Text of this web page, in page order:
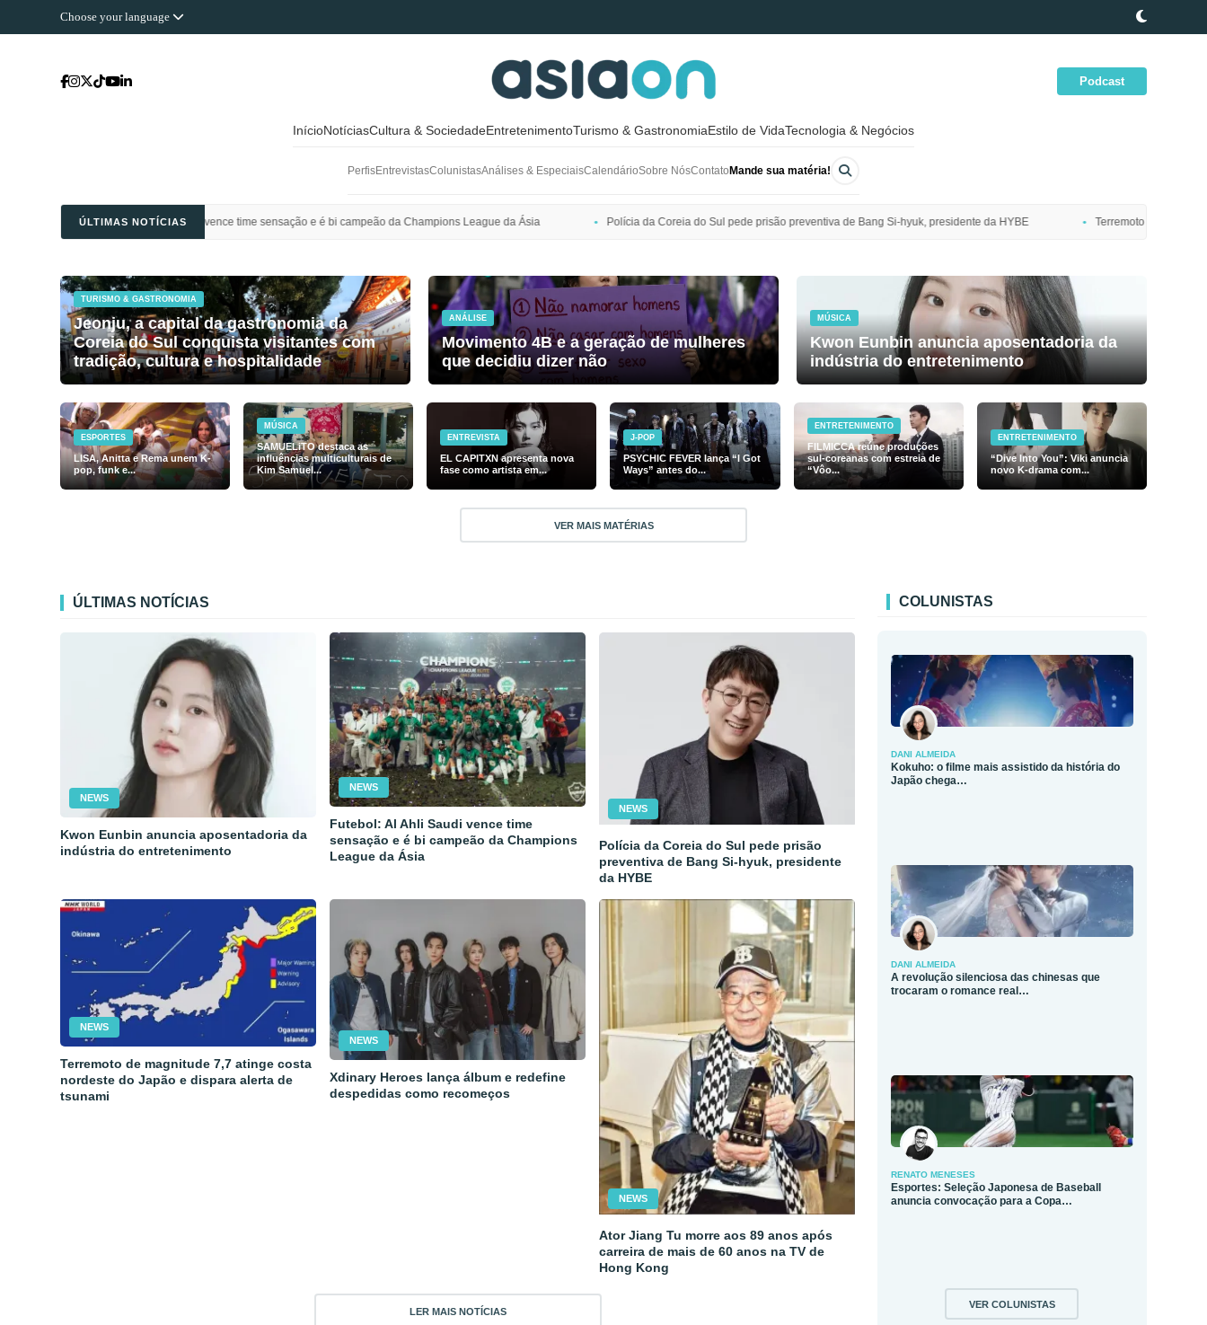
Choose your language
Podcast
InícioNotíciasCultura & SociedadeEntretenimentoTurismo & GastronomiaEstilo de VidaTecnologia & Negócios
PerfisEntrevistasColunistasAnálises & EspeciaisCalendárioSobre NósContato Mande sua matéria!
ÚLTIMAS NOTÍCIAS
Saudi vence time sensação e é bi campeão da Champions League da Ásia Polícia da Coreia do Sul pede prisão preventiva de Bang Si-hyuk, presidente da HYBE Terremoto de magnitude 7,7 atinge costa nordeste do
TURISMO & GASTRONOMIA
Jeonju, a capital da gastronomia da
Coreia do Sul conquista visitantes com
tradição, cultura e hospitalidade
ANÁLISE
Movimento 4B e a geração de mulheres
que decidiu dizer não
MÚSICA
Kwon Eunbin anuncia aposentadoria da
indústria do entretenimento
ESPORTES
LISA, Anitta e Rema unem K-
pop, funk e...
MÚSICA
SAMUELiTO destaca as
influências multiculturais de
Kim Samuel...
ENTREVISTA
EL CAPITXN apresenta nova
fase como artista em...
J-POP
PSYCHIC FEVER lança “I Got
Ways” antes do...
ENTRETENIMENTO
FILMICCA reúne produções
sul-coreanas com estreia de
“Vôo...
ENTRETENIMENTO
“Dive Into You”: Viki anuncia
novo K-drama com...
VER MAIS MATÉRIAS
ÚLTIMAS NOTÍCIAS
NEWS
Kwon Eunbin anuncia aposentadoria da
indústria do entretenimento
NEWS
Futebol: Al Ahli Saudi vence time
sensação e é bi campeão da Champions
League da Ásia
NEWS
Polícia da Coreia do Sul pede prisão
preventiva de Bang Si-hyuk, presidente
da HYBE
NEWS
Terremoto de magnitude 7,7 atinge costa
nordeste do Japão e dispara alerta de
tsunami
NEWS
Xdinary Heroes lança álbum e redefine
despedidas como recomeços
NEWS
Ator Jiang Tu morre aos 89 anos após
carreira de mais de 60 anos na TV de
Hong Kong
LER MAIS NOTÍCIAS
COLUNISTAS
DANI ALMEIDA
Kokuho: o filme mais assistido da história do
Japão chega…
DANI ALMEIDA
A revolução silenciosa das chinesas que
trocaram o romance real…
RENATO MENESES
Esportes: Seleção Japonesa de Baseball
anuncia convocação para a Copa…
VER COLUNISTAS